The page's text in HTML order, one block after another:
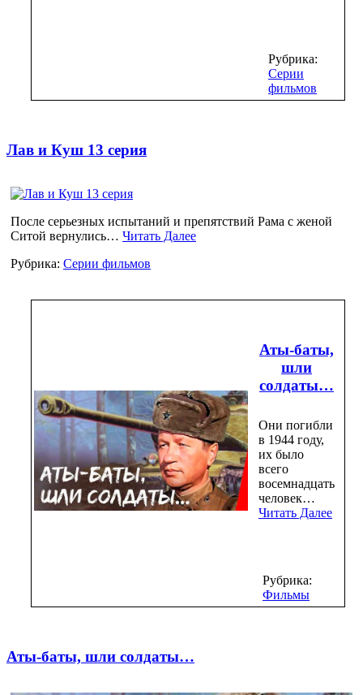
Рубрика:
Серии
фильмов
Лав и Куш 13 серия
После серьезных испытаний и препятствий Рама с женой
Ситой вернулись… Читать Далее
Рубрика: Серии фильмов
Аты-баты,
шли
солдаты…
Они погибли
в 1944 году,
их было
всего
восемнадцать
человек…
Читать Далее
Рубрика:
Фильмы
Аты-баты, шли солдаты…